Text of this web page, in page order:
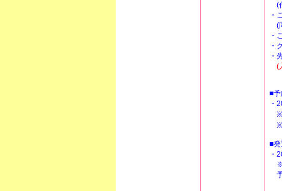
(
・
(
・
・
・
(
■
・
※
※
■発
・
※
予